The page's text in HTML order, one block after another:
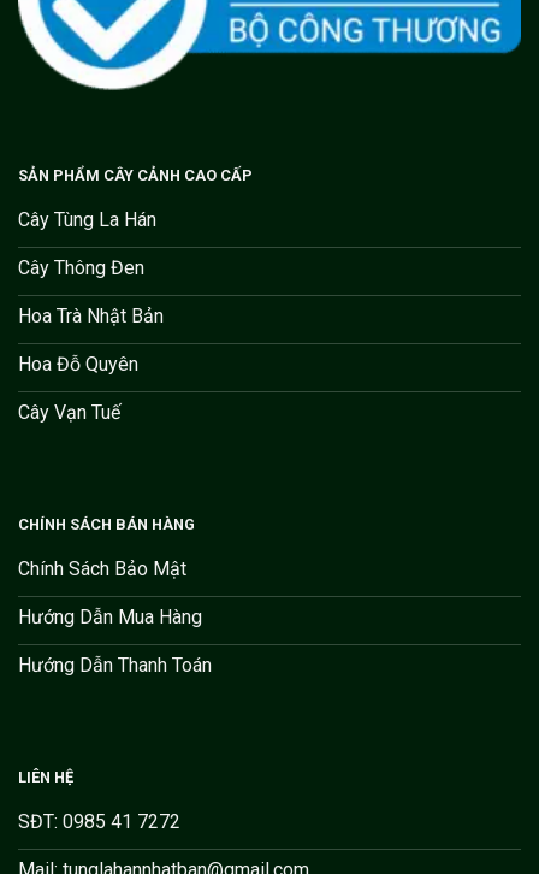
SẢN PHẨM CÂY CẢNH CAO CẤP
Cây Tùng La Hán
Cây Thông Đen
Hoa Trà Nhật Bản
Hoa Đỗ Quyên
Cây Vạn Tuế
CHÍNH SÁCH BÁN HÀNG
Chính Sách Bảo Mật
Hướng Dẫn Mua Hàng
Hướng Dẫn Thanh Toán
LIÊN HỆ
SĐT: 0985 41 7272